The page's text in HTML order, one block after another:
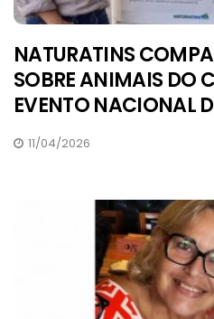
NATURATINS
SOBRE ANIMAIS DO
EVENTO NACIONAL
11/04/2026